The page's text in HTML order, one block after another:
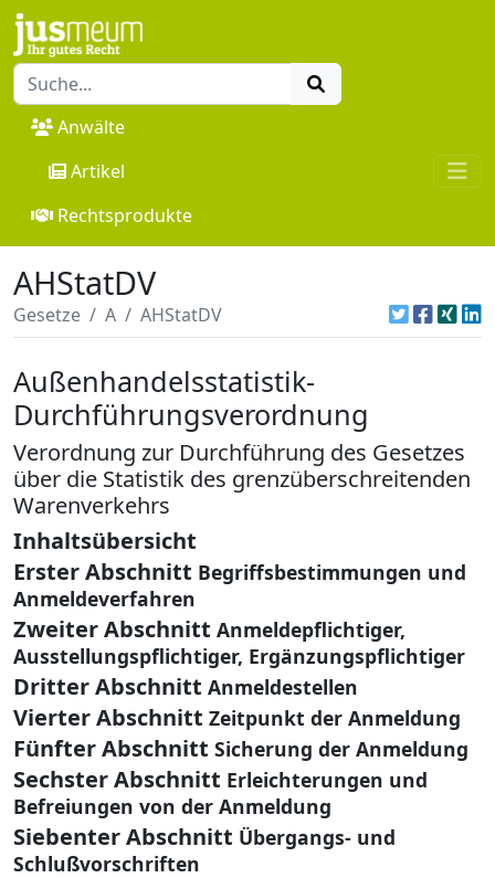
Anwälte
Artikel
Rechtsprodukte
AHStatDV
Gesetze A AHStatDV
Außenhandelsstatistik-
Durchführungsverordnung
Verordnung zur Durchführung des Gesetzes
über die Statistik des grenzüberschreitenden
Warenverkehrs
Inhaltsübersicht
Erster Abschnitt Begriffsbestimmungen und
Anmeldeverfahren
Zweiter Abschnitt Anmeldepflichtiger,
Ausstellungspflichtiger, Ergänzungspflichtiger
Dritter Abschnitt Anmeldestellen
Vierter Abschnitt Zeitpunkt der Anmeldung
Fünfter Abschnitt Sicherung der Anmeldung
Sechster Abschnitt Erleichterungen und
Befreiungen von der Anmeldung
Siebenter Abschnitt Übergangs- und
Schlußvorschriften